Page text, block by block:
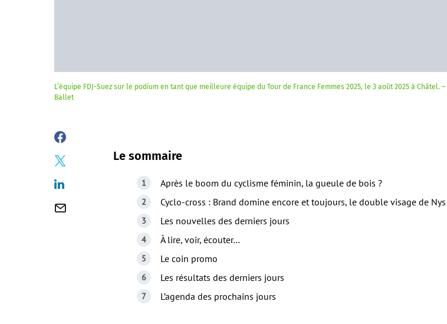
L’équipe FDJ-Suez sur le podium en tant que meilleure équipe du Tour de France Femmes 2025, le 3 août 2025 à Châtel.
Ballet
Le sommaire
Après le boom du cyclisme féminin, la gueule de bois ?
Cyclo-cross : Brand domine encore et toujours, le double visage de Nys
Les nouvelles des derniers jours
À lire, voir, écouter…
Le coin promo
Les résultats des derniers jours
L’agenda des prochains jours